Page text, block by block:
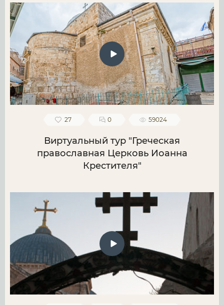
27 0 59024
Виртуальный тур "Греческая
православная Церковь Иоанна
Крестителя"